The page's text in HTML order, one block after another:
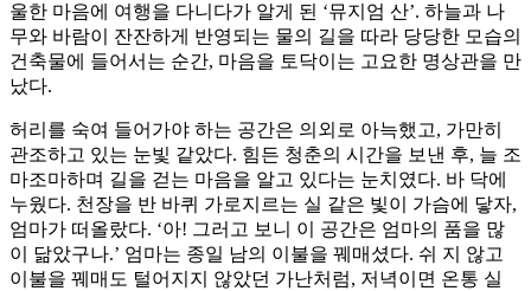
울한 마음에 여행을 다니다가 알게 된 ‘뮤지엄 산’. 하늘과 나
무와 바람이 잔잔하게 반영되는 물의 길을 따라 당당한 모습의
건축물에 들어서는 순간, 마음을 토닥이는 고요한 명상관을 만
났다.
허리를 숙여 들어가야 하는 공간은 의외로 아늑했고, 가만히
관조하고 있는 눈빛 같았다. 힘든 청춘의 시간을 보낸 후, 늘 조
마조마하며 길을 걷는 마음을 알고 있다는 눈치였다. 바 닥에
누웠다. 천장을 반 바퀴 가로지르는 실 같은 빛이 가슴에 닿자,
엄마가 떠올랐다. ‘아! 그러고 보니 이 공간은 엄마의 품을 많
이 닮았구나.’ 엄마는 종일 남의 이불을 꿰매셨다. 쉬 지 않고
이불을 꿰매도 털어지지 않았던 가난처럼, 저녁이면 온통 실